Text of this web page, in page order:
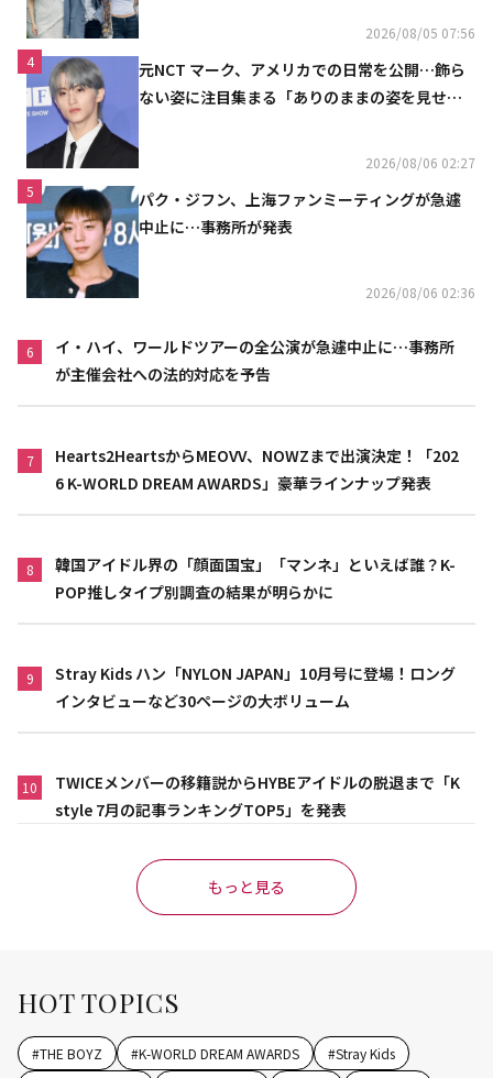
2026/08/05 07:56
4
元NCT マーク、アメリカでの日常を公開…飾ら
ない姿に注目集まる「ありのままの姿を見せた
2026/08/06 02:27
5
パク・ジフン、上海ファンミーティングが急遽
中止に…事務所が発表
2026/08/06 02:36
6
イ・ハイ、ワールドツアーの全公演が急遽中止に…事務所
が主催会社への法的対応を予告
7
Hearts2HeartsからMEOVV、NOWZまで出演決定！「202
6 K-WORLD DREAM AWARDS」豪華ラインナップ発表
8
韓国アイドル界の「顔面国宝」「マンネ」といえば誰？K-
POP推しタイプ別調査の結果が明らかに
9
Stray Kids ハン「NYLON JAPAN」10月号に登場！ロング
インタビューなど30ページの大ボリューム
10
TWICEメンバーの移籍説からHYBEアイドルの脱退まで「K
style 7月の記事ランキングTOP5」を発表
もっと見る
HOT TOPICS
#THE BOYZ #K-WORLD DREAM AWARDS #Stray Kids